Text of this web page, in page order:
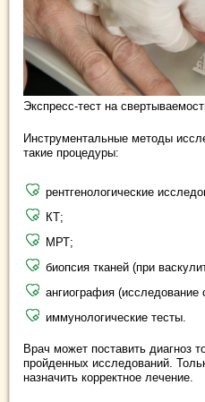
Экспресс-тест на
Инструментальные методы
такие процедуры:
рентгенологические
КТ;
МРТ;
биопсия тканей (при
ангиография (исследование
иммунологические тесты.
Врач может поставить диагноз
пройденных исследований.
назначить корректное лечение.